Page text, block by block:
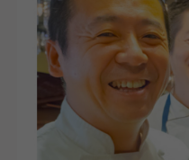
また、全国の日本酒・
こだわりのお酒との組
います。
現状、人手不足もなく
っとスタッフが働きや
に、私たちと同じ想い